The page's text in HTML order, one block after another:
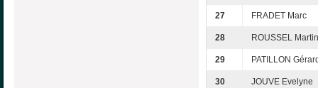
27 FRADET Marc
28 ROUSSEL
29 PATILLON
30 JOUVE Evelyne